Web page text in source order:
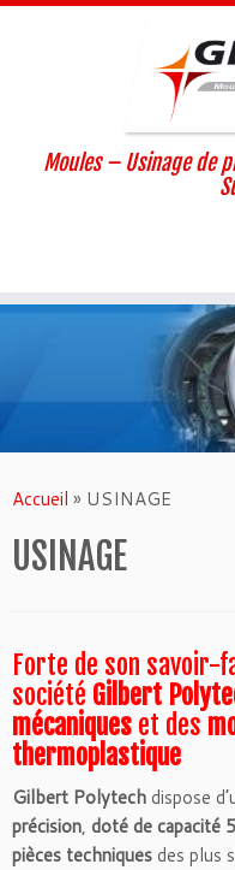
Moules – Usinage de
Accueil » USINAGE
USINAGE
Forte de son savoir-
société Gilbert
mécaniques et des
thermoplastique
Gilbert Polytech dispose
précision, doté de capacité
pièces techniques des plus